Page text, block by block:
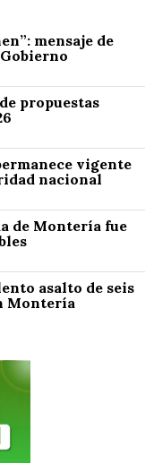
mensaje de
propuestas
vigente
nacional
de Montería fue
asalto de seis
Montería